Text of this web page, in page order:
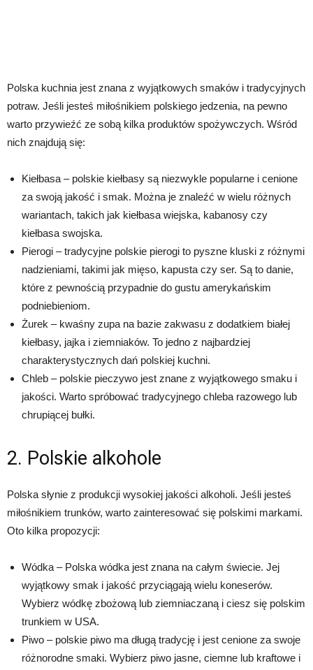
Polska kuchnia jest znana z wyjątkowych smaków i tradycyjnych
potraw. Jeśli jesteś miłośnikiem polskiego jedzenia, na pewno
warto przywieźć ze sobą kilka produktów spożywczych. Wśród
nich znajdują się:
Kiełbasa – polskie kiełbasy są niezwykle popularne i cenione
za swoją jakość i smak. Można je znaleźć w wielu różnych
wariantach, takich jak kiełbasa wiejska, kabanosy czy
kiełbasa swojska.
Pierogi – tradycyjne polskie pierogi to pyszne kluski z różnymi
nadzieniami, takimi jak mięso, kapusta czy ser. Są to danie,
które z pewnością przypadnie do gustu amerykańskim
podniebieniom.
Żurek – kwaśny zupa na bazie zakwasu z dodatkiem białej
kiełbasy, jajka i ziemniaków. To jedno z najbardziej
charakterystycznych dań polskiej kuchni.
Chleb – polskie pieczywo jest znane z wyjątkowego smaku i
jakości. Warto spróbować tradycyjnego chleba razowego lub
chrupiącej bułki.
2. Polskie alkohole
Polska słynie z produkcji wysokiej jakości alkoholi. Jeśli jesteś
miłośnikiem trunków, warto zainteresować się polskimi markami.
Oto kilka propozycji:
Wódka – Polska wódka jest znana na całym świecie. Jej
wyjątkowy smak i jakość przyciągają wielu koneserów.
Wybierz wódkę zbożową lub ziemniaczaną i ciesz się polskim
trunkiem w USA.
Piwo – polskie piwo ma długą tradycję i jest cenione za swoje
różnorodne smaki. Wybierz piwo jasne, ciemne lub kraftowe i